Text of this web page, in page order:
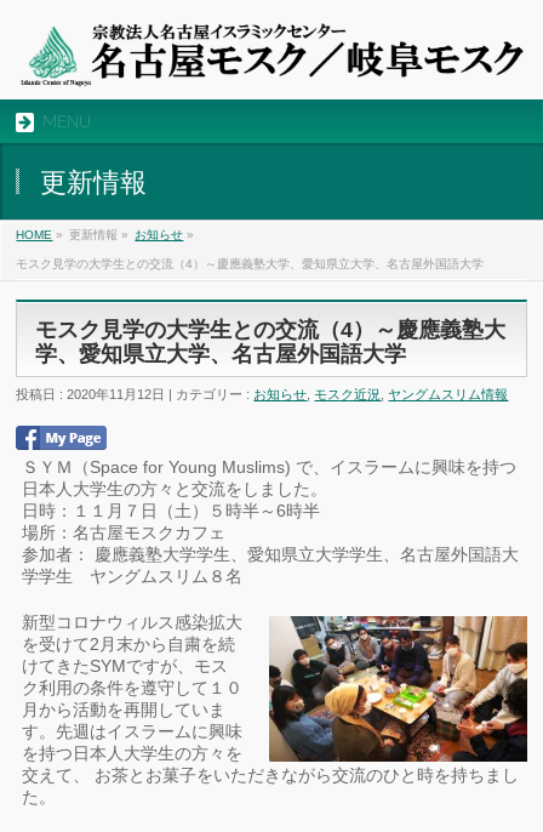
MENU
更新情報
HOME » 更新情報 » お知らせ »
モスク見学の大学生との交流（4）～慶應義塾大学、愛知県立大学、名古屋外国語大学
モスク見学の大学生との交流（4）～慶應義塾大
学、愛知県立大学、名古屋外国語大学
投稿日 : 2020年11月12日 | カテゴリー : お知らせ ,モスク近況 ,ヤングムスリム情報
ＳＹＭ（Space for Young Muslims) で、イスラームに興味を持つ
日本人大学生の方々と交流をしました。
日時：１１月７日（土）５時半～6時半
場所：名古屋モスクカフェ
参加者： 慶應義塾大学学生、愛知県立大学学生、名古屋外国語大
学学生 ヤングムスリム８名
新型コロナウィルス感染拡大
を受けて2月末から自粛を続
けてきたSYMですが、モス
ク利用の条件を遵守して１０
月から活動を再開していま
す。先週はイスラームに興味
を持つ日本人大学生の方々を
交えて、 お茶とお菓子をいただきながら交流のひと時を持ちまし
た。